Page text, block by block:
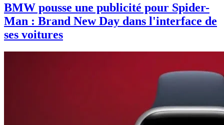
BMW pousse une publicité pour Spider-
Man : Brand New Day dans l'interface de
ses voitures